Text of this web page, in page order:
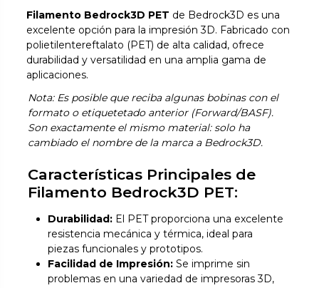
Filamento Bedrock3D PET de Bedrock3D es una
excelente opción para la impresión 3D. Fabricado con
polietilentereftalato (PET) de alta calidad, ofrece
durabilidad y versatilidad en una amplia gama de
aplicaciones.
Nota: Es posible que reciba algunas bobinas con el
formato o etiquetetado anterior (Forward/BASF).
Son exactamente el mismo material: solo ha
cambiado el nombre de la marca a Bedrock3D.
Características Principales de
Filamento Bedrock3D PET:
Durabilidad: El PET proporciona una excelente
resistencia mecánica y térmica, ideal para
piezas funcionales y prototipos.
Facilidad de Impresión: Se imprime sin
problemas en una variedad de impresoras 3D,